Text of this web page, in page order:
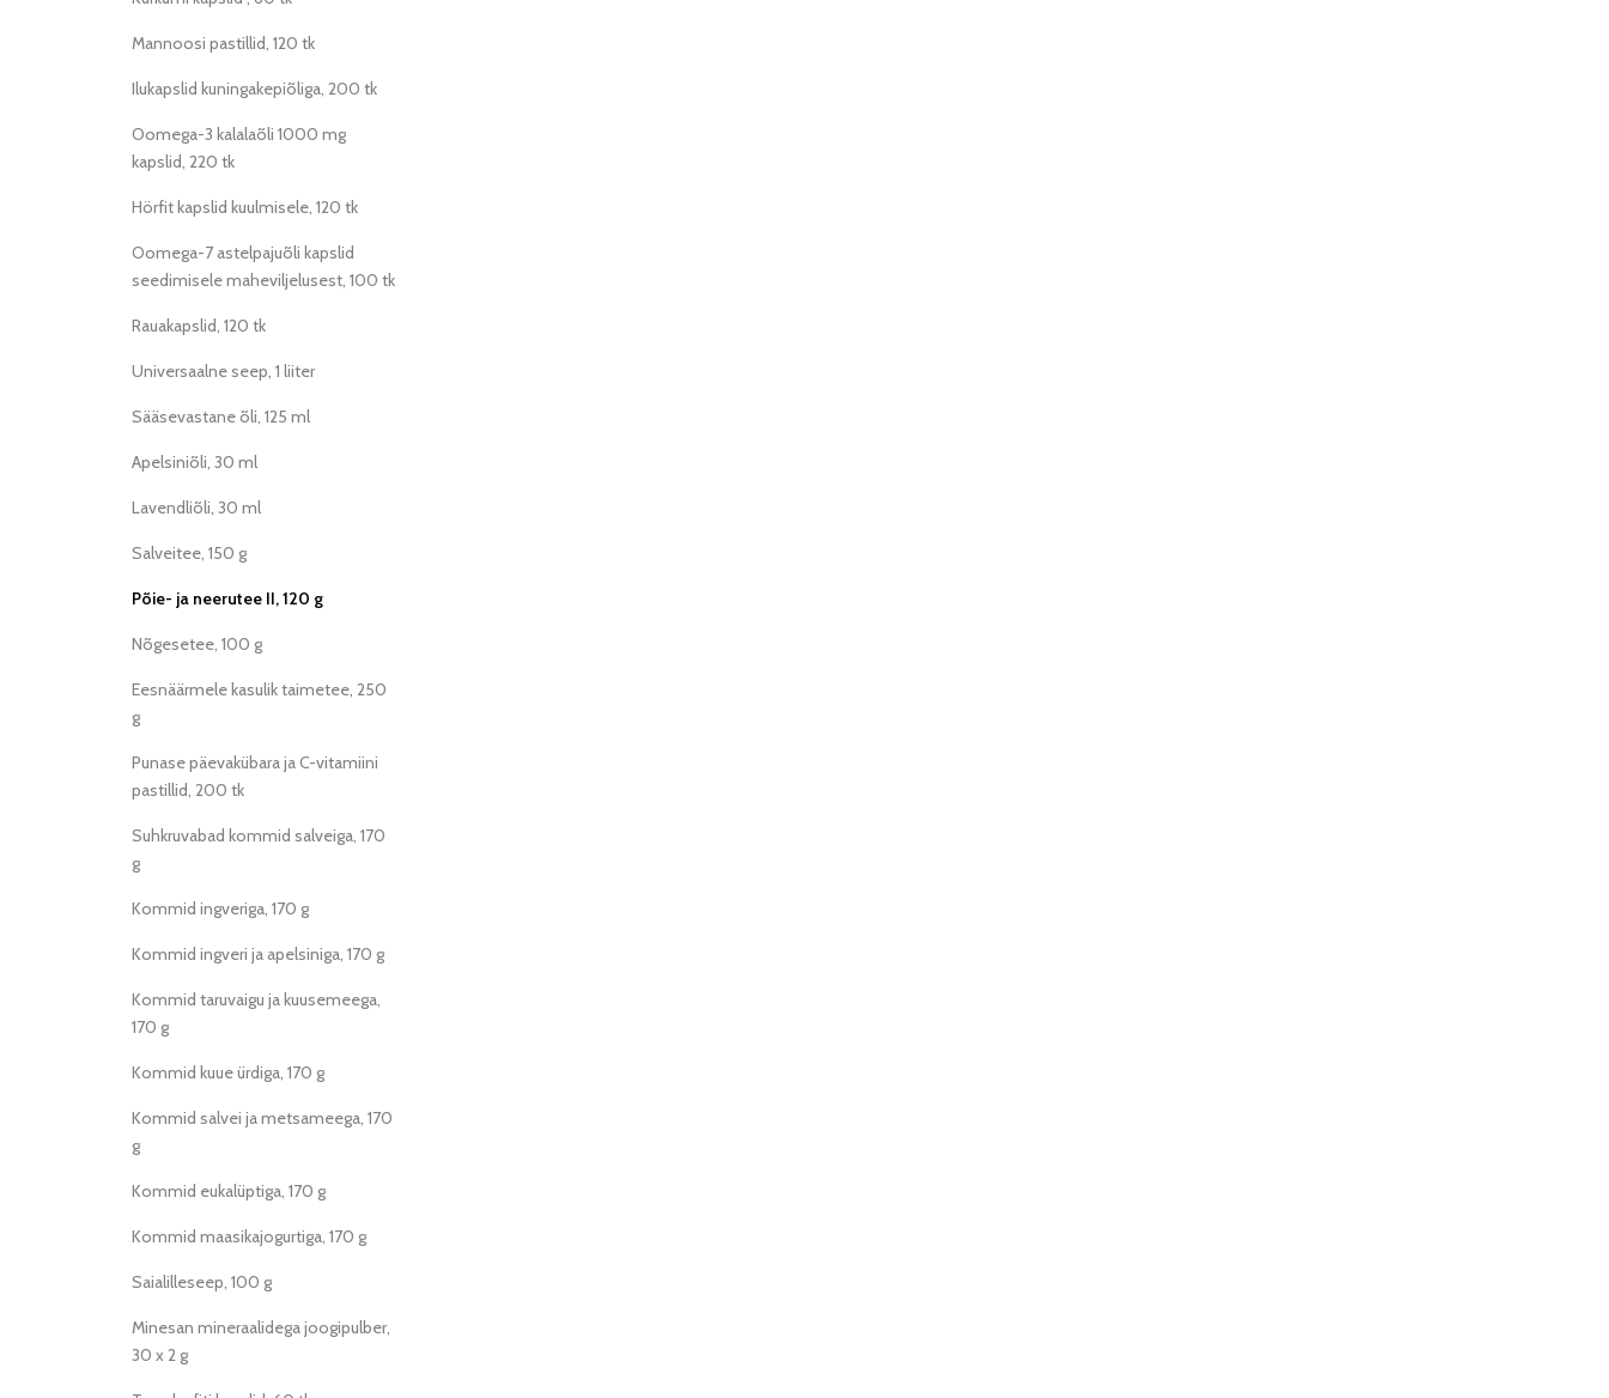
Mannoosi pastillid, 120 tk
Ilukapslid kuningakepiõliga, 200 tk
Oomega-3 kalalaõli 1000 mg
kapslid, 220 tk
Hörfit kapslid kuulmisele, 120 tk
Oomega-7 astelpajuõli kapslid
seedimisele maheviljelusest, 100 tk
Rauakapslid, 120 tk
Universaalne seep, 1 liiter
Sääsevastane õli, 125 ml
Apelsiniõli, 30 ml
Lavendliõli, 30 ml
Salveitee, 150 g
Põie- ja neerutee II, 120 g
Nõgesetee, 100 g
Eesnäärmele kasulik taimetee, 250
g
Punase päevakübara ja C-vitamiini
pastillid, 200 tk
Suhkruvabad kommid salveiga, 170
g
Kommid ingveriga, 170 g
Kommid ingveri ja apelsiniga, 170 g
Kommid taruvaigu ja kuusemeega,
170 g
Kommid kuue ürdiga, 170 g
Kommid salvei ja metsameega, 170
g
Kommid eukalüptiga, 170 g
Kommid maasikajogurtiga, 170 g
Saialilleseep, 100 g
Minesan mineraalidega joogipulber,
30 x 2 g